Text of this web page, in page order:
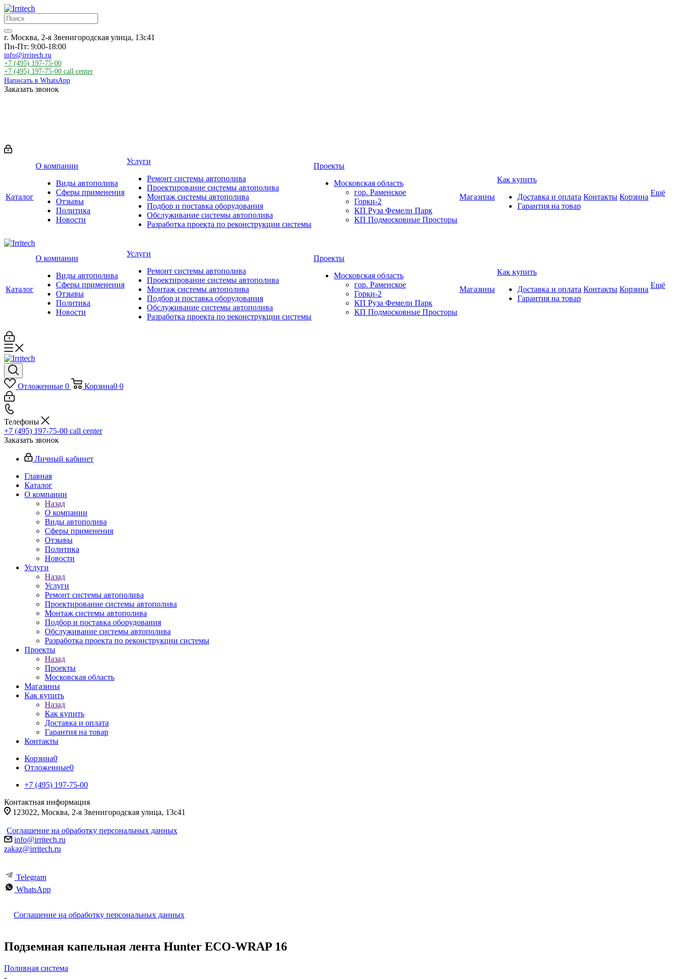
г. Москва, 2-я Звенигородская улица, 13с41
Пн-Пт: 9:00-18:00
info@irritech.ru
+7 (495) 197-75-00
+7 (495) 197-75-00 call center
Написать в WhatsApp
Заказать звонок
Каталог
О компании
Виды автополива
Сферы применения
Отзывы
Политика
Новости
Услуги
Ремонт системы автополива
Проектирование системы автополива
Монтаж системы автополива
Подбор и поставка оборудования
Обслуживание системы автополива
Разработка проекта по реконструкции системы
Проекты
Московская область
гор. Раменское
Горки-2
КП Руза Фемели Парк
КП Подмосковные Просторы
Магазины
Как купить
Доставка и оплата
Гарантия на товар
Контакты Корзина Ещё
Каталог
О компании
Виды автополива
Сферы применения
Отзывы
Политика
Новости
Услуги
Ремонт системы автополива
Проектирование системы автополива
Монтаж системы автополива
Подбор и поставка оборудования
Обслуживание системы автополива
Разработка проекта по реконструкции системы
Проекты
Московская область
гор. Раменское
Горки-2
КП Руза Фемели Парк
КП Подмосковные Просторы
Магазины
Как купить
Доставка и оплата
Гарантия на товар
Контакты Корзина Ещё
Отложенные 0 Корзина0 0
Телефоны
+7 (495) 197-75-00 call center
Заказать звонок
Личный кабинет
Главная
Каталог
О компании
Назад
О компании
Виды автополива
Сферы применения
Отзывы
Политика
Новости
Услуги
Назад
Услуги
Ремонт системы автополива
Проектирование системы автополива
Монтаж системы автополива
Подбор и поставка оборудования
Обслуживание системы автополива
Разработка проекта по реконструкции системы
Проекты
Назад
Проекты
Московская область
Магазины
Как купить
Назад
Как купить
Доставка и оплата
Гарантия на товар
Контакты
Корзина0
Отложенные0
+7 (495) 197-75-00
Контактная информация
123022, Москва, 2-я Звенигородская улица, 13с41
Соглашение на обработку персональных данных
info@irritech.ru
zakaz@irritech.ru
Telegram
WhatsApp
Соглашение на обработку персональных данных
Подземная капельная лента Hunter ECO-WRAP 16
Поливная система
-